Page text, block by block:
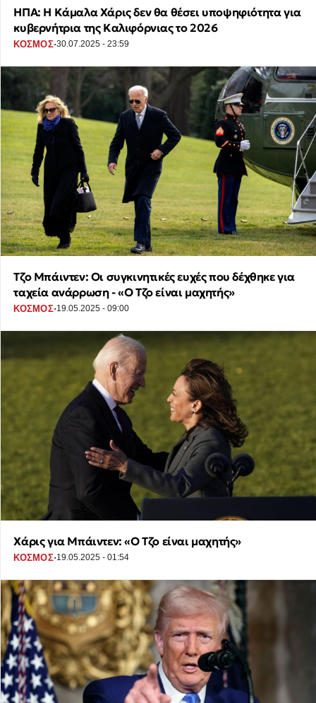
ΗΠΑ: Η Κάμαλα Χάρις δεν θα θέσει υποψηφιότητα για
κυβερνήτρια της Καλιφόρνιας το 2026
ΚΟΣΜΟΣ·30.07.2025 - 23:59
Tζο Μπάιντεν: Οι συγκινητικές ευχές που δέχθηκε για
ταχεία ανάρρωση - «Ο Τζο είναι μαχητής»
ΚΟΣΜΟΣ·19.05.2025 - 09:00
Χάρις για Μπάιντεν: «Ο Τζο είναι μαχητής»
ΚΟΣΜΟΣ·19.05.2025 - 01:54